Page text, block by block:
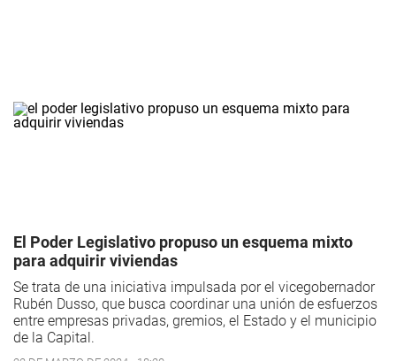
El Poder Legislativo propuso un esquema mixto
para adquirir viviendas
Se trata de una iniciativa impulsada por el vicegobernador
Rubén Dusso, que busca coordinar una unión de esfuerzos
entre empresas privadas, gremios, el Estado y el municipio
de la Capital.